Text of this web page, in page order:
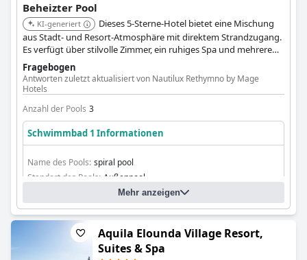
Beheizter Pool
KI-generiert
Dieses 5-Sterne-Hotel bietet eine Mischung
aus Stadt- und Resort-Atmosphäre mit direktem Strandzugang.
Es verfügt über stilvolle Zimmer, ein ruhiges Spa und mehrere
Pools, die ein luxuriöses Erlebnis mit beheizten Pooloptionen
bieten.
Fragebogen
Antworten zuletzt aktualisiert von Nautilux Rethymno by Mage
Hotels
Anzahl der Pools 3
Schwimmbad 1 Informationen
Name des Pools: spiral pool
Standort des Pools: Außenpool
Mehr anzeigen
Aquila Elounda Village Resort,
Suites & Spa